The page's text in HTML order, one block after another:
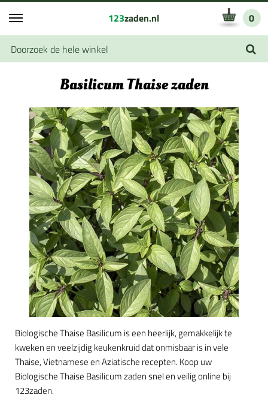
123zaden.nl 0
Basilicum Thaise zaden
Biologische Thaise Basilicum is een heerlijk, gemakkelijk te
kweken en veelzijdig keukenkruid dat onmisbaar is in vele
Thaise, Vietnamese en Aziatische recepten. Koop uw
Biologische Thaise Basilicum zaden snel en veilig online bij
123zaden.